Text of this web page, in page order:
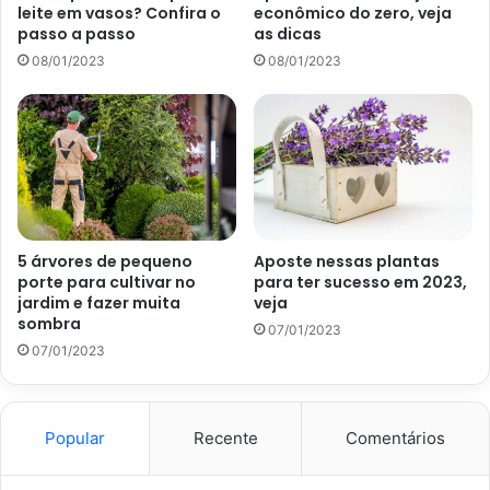
ainda, que a pimenteira exige algumas horas de sol.
Portanto, se possível, não deixe de manter a mesma perto
de uma janela.
Arruda
Além da pimenteira, outra planta muito conhecida por
manter as energias negativas fora da sua casa é a arruda.
Segundo a redação daAbril, em 17 de agosto de 2022,
essa espécie também é mais do que indicada para afastar
os espíritos ruins.
leite em vasos? Confira o
passo a passo
08/01/2023
econômico do zero, veja
as dicas
08/01/2023
5 árvores de pequeno
porte para cultivar no
jardim e fazer muita
sombra
07/01/2023
Aposte nessas plantas
para ter sucesso em 2023,
veja
07/01/2023
Popular Recente Comentários